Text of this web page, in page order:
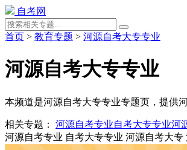
自考网
首页 > 教育专题 > 河源自考大专专业
河源自考大专专业
本频道是河源自考大专专业专题页，提供
相关专题： 河源自考专业自考大专专业河
河源自考专业 自考大专专业 河源自考大专